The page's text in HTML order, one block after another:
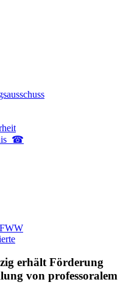
☎
erhält Förderung
von professoralem